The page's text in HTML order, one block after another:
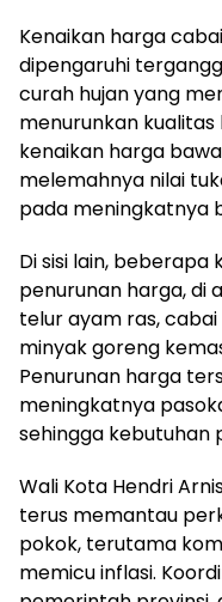
Kenaikan harga
dipengaruhi
curah hujan yang
menurunkan kualitas
kenaikan harga
melemahnya nilai
pada meningkatnya
Di sisi lain,
penurunan harga, di
telur ayam ras,
minyak goreng
Penurunan harga
meningkatnya
sehingga kebutuhan
Wali Kota Hendri
terus memantau
pokok, terutama
memicu inflasi.